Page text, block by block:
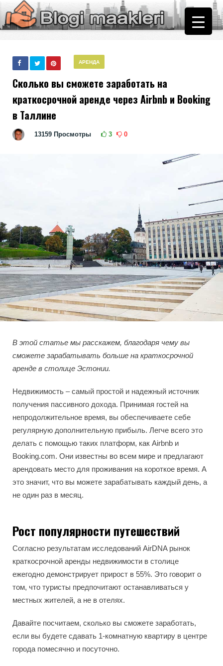
АРЕНДА
Сколько вы сможете заработать на
краткосрочной аренде через Airbnb и Booking
в Таллине
13159 Просмотры 3 0
В этой статье мы расскажем, благодаря чему вы
сможете зарабатывать больше на краткосрочной
аренде в столице Эстонии.
Недвижимость – самый простой и надежный источник
получения пассивного дохода. Принимая гостей на
непродолжительное время, вы обеспечиваете себе
регулярную дополнительную прибыль. Легче всего это
делать с помощью таких платформ, как Airbnb и
Booking.com. Они известны во всем мире и предлагают
арендовать место для проживания на короткое время. А
это значит, что вы можете зарабатывать каждый день, а
не один раз в месяц.
Рост популярности путешествий
Согласно результатам исследований AirDNA рынок
краткосрочной аренды недвижимости в столице
ежегодно демонстрирует прирост в 55%. Это говорит о
том, что туристы предпочитают останавливаться у
местных жителей, а не в отелях.
Давайте посчитаем, сколько вы сможете заработать,
если вы будете сдавать 1-комнатную квартиру в центре
города помесячно и посуточно.